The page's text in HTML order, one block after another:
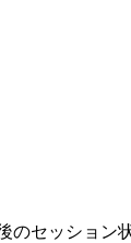
セッション